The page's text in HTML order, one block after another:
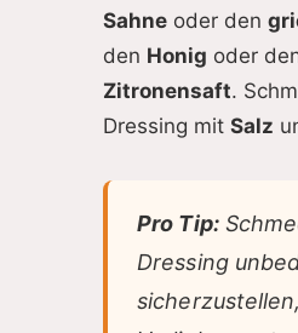
Sahne oder den
den Honig oder
Zitronensaft.
Dressing mit Salz
Pro Tip:
Dressing